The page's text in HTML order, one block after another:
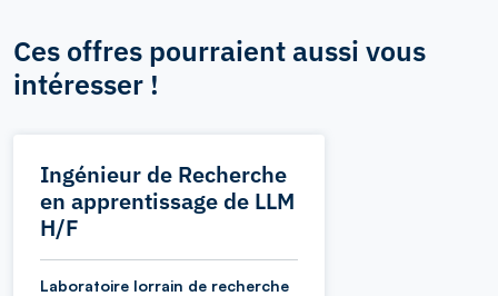
Ces offres pourraient aussi vous
intéresser !
Ingénieur de Recherche
en apprentissage de LLM
H/F
Laboratoire lorrain de recherche